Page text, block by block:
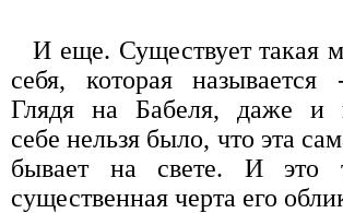
И еще. Существует такая
себя, которая называется
Глядя на Бабеля, даже и
себе нельзя было, что эта
бывает на свете. И это
существенная черта его